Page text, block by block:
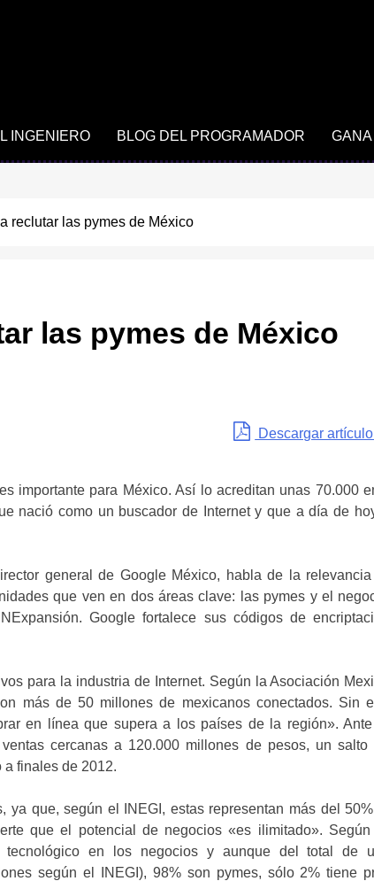
INGENIERO BLOG DEL PROGRAMADOR
reclutar las pymes de México
las pymes de México
Descargar
importante para México. Así lo acreditan unas 70.000
nació como un buscador de Internet y que a día de
general de Google México, habla de la
que ven en dos áreas clave: las pymes y el
Google fortalece sus códigos de
para la industria de Internet. Según la Asociación
más de 50 millones de mexicanos conectados. Sin
en línea que supera a los países de la región». Ante
cercanas a 120.000 millones de pesos, un salto
a finales de 2012.
ya que, según el INEGI, estas representan más del
que el potencial de negocios «es ilimitado». Según
en los negocios y aunque del total de
según el INEGI), 98% son pymes, sólo 2% tiene